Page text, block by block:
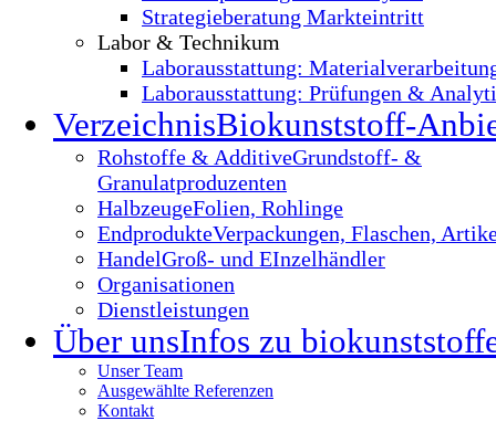
Strategieberatung Markteintritt
Labor & Technikum
Laborausstattung:
Laborausstattung: Prüfungen &
VerzeichnisBiokunststoff-
Rohstoffe & AdditiveGrundstoff- &
Granulatproduzenten
HalbzeugeFolien, Rohlinge
EndprodukteVerpackungen, Flaschen,
HandelGroß- und EInzelhändler
Organisationen
Dienstleistungen
Über unsInfos zu
Unser Team
Ausgewählte Referenzen
Kontakt